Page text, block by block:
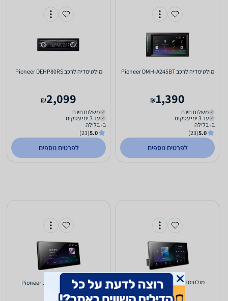
מולטימדיה לרכב Pioneer DMH-A245BT
1,390
₪
משלוח חינם
עד 3 ימי עסקים
ב- בלילה
5.0
(23)
לפרטים נוספים
מולטימדיה לרכב Pioneer DEHP80RS
2,099
₪
משלוח חינם
עד 3 ימי עסקים
ב- בלילה
5.0
(23)
לפרטים נוספים
מולטימדיה לרכב Pioneer DMH-
ZF9350BT
מולטימדיה לרכב Pioneer DMH-
3.7